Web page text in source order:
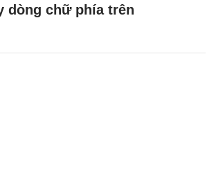
dòng chữ phía trên